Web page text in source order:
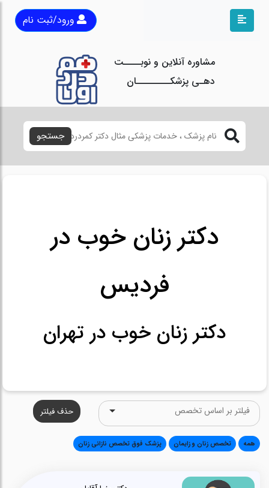
ورود/ثبت نام
مشاوره آنلاین و نوبــــت
دهـی پزشکــــــــان
جستجو
دکتر زنان خوب در
فردیس
دکتر زنان خوب در تهران
حذف فیلتر
همه تخصص زنان و زایمان پزشک فوق تخصص نازائی زنان